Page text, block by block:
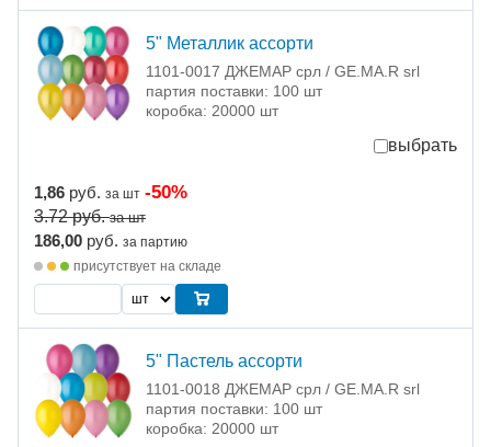
5" Металлик ассорти
1101-0017 ДЖЕМАР срл / GE.MA.R srl
партия поставки: 100 шт
коробка: 20000 шт
выбрать
1,86 руб. за шт -50%
3.72руб. за шт
186,00 руб. за партию
присутствует на складе
5" Пастель ассорти
1101-0018 ДЖЕМАР срл / GE.MA.R srl
партия поставки: 100 шт
коробка: 20000 шт